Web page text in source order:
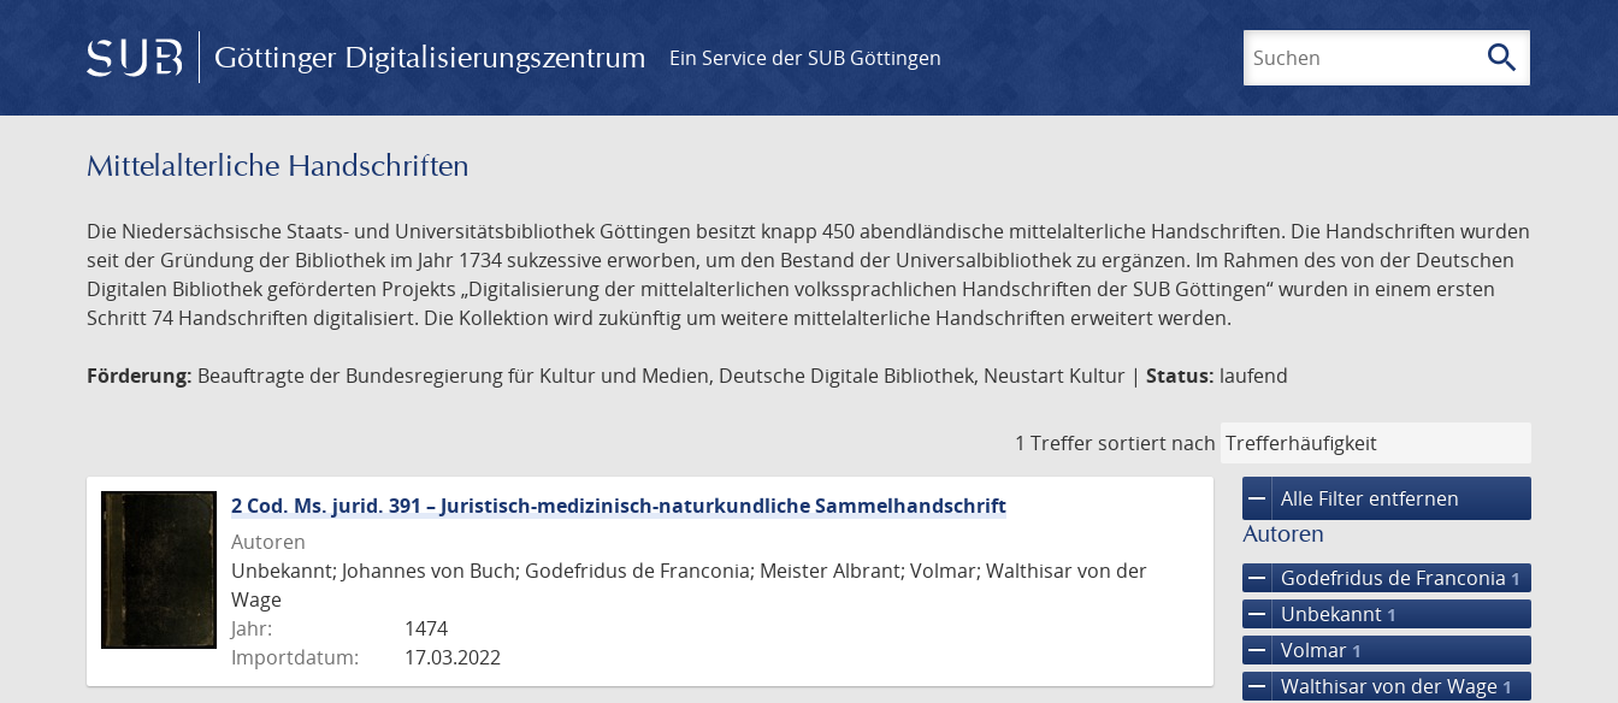
Göttinger Digitalisierungszentrum Ein Service der SUB Göttingen search
Mittelalterliche Handschriften
Die Niedersächsische Staats- und Universitätsbibliothek Göttingen besitzt knapp 450 abendländische mittelalterliche Handschriften. Die Handschriften wurden
seit der Gründung der Bibliothek im Jahr 1734 sukzessive erworben, um den Bestand der Universalbibliothek zu ergänzen. Im Rahmen des von der Deutschen
Digitalen Bibliothek geförderten Projekts „Digitalisierung der mittelalterlichen volkssprachlichen Handschriften der SUB Göttingen“ wurden in einem ersten
Schritt 74 Handschriften digitalisiert. Die Kollektion wird zukünftig um weitere mittelalterliche Handschriften erweitert werden.
Förderung: Beauftragte der Bundesregierung für Kultur und Medien, Deutsche Digitale Bibliothek, Neustart Kultur | Status: laufend
1 Treffer sortiert nach
remove Alle Filter entfernen
Autoren
remove Godefridus de Franconia 1
remove Unbekannt 1
remove Volmar 1
remove Walthisar von der Wage 1
2 Cod. Ms. jurid. 391 – Juristisch-medizinisch-naturkundliche Sammelhandschrift
Autoren
Unbekannt; Johannes von Buch; Godefridus de Franconia; Meister Albrant; Volmar; Walthisar von der
Wage
Jahr:
1474
Importdatum:
17.03.2022